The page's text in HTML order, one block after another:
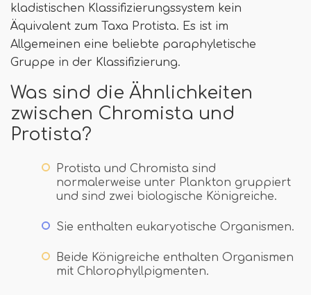
kladistischen Klassifizierungssystem kein
Äquivalent zum Taxa Protista. Es ist im
Allgemeinen eine beliebte paraphyletische
Gruppe in der Klassifizierung.
Was sind die Ähnlichkeiten
zwischen Chromista und
Protista?
Protista und Chromista sind
normalerweise unter Plankton gruppiert
und sind zwei biologische Königreiche.
Sie enthalten eukaryotische Organismen.
Beide Königreiche enthalten Organismen
mit Chlorophyllpigmenten.